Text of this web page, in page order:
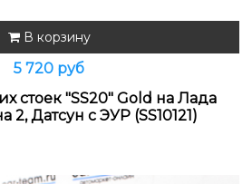
В корзину
5 720 руб
стоек "SS20" Gold на Лада
2, Датсун с ЭУР (SS10121)